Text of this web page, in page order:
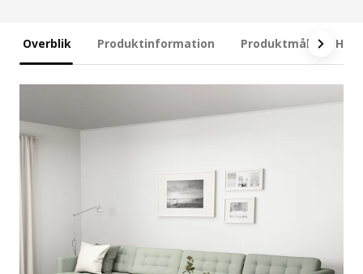
Overblik Produktinformation Produktmål